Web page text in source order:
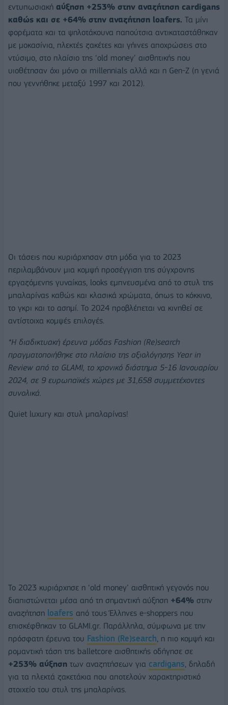
εντυπωσιακή αύξηση +253% στην αναζήτηση cardigans
καθώς και σε +64% στην αναζήτηση loafers. Τα μίνι
φορέματα και τα ψηλοτάκουνα παπούτσια αντικαταστάθηκαν
με μοκασίνια, πλεκτές ζακέτες και γήινες αποχρώσεις στο
ντύσιμο, στο πλαίσιο της ‘old money’ αισθητικής που
υιοθέτησαν όχι μόνο οι millennials αλλά και η Gen-Z (η γενιά
που γεννήθηκε μεταξύ 1997 και 2012).
Οι τάσεις που κυριάρχησαν στη μόδα για το 2023
περιλαμβάνουν μια κομψή προσέγγιση της σύγχρονης
εργαζόμενης γυναίκας, looks εμπνευσμένα από το στυλ της
μπαλαρίνας καθώς και κλασικά χρώματα, όπως το κόκκινο,
το γκρι και το ασημί. Το 2024 προβλέπεται να κινηθεί σε
αντίστοιχα κομψές επιλογές.
*H διαδικτυακή έρευνα μόδας Fashion (Re)search
πραγματοποιήθηκε στο πλαίσιο της αξιολόγησης Year in
Review από το GLAMI, το χρονικό διάστημα 5-16 Ιανουαρίου
2024, σε 9 ευρωπαϊκές χώρες με 31,658 συμμετέχοντες
συνολικά.
Quiet luxury και στυλ μπαλαρίνας!
Το 2023 κυριάρχησε η ‘old money’ αισθητική γεγονός που
διαπιστώνεται μέσα από τη σημαντική αύξηση +64% στην
αναζήτηση loafers από τους Έλληνες e-shoppers που
επισκέφθηκαν το GLAMI.gr. Παράλληλα, σύμφωνα με την
πρόσφατη έρευνα του Fashion (Re)search, η πιο κομψή και
ρομαντική τάση της balletcore αισθητικής οδήγησε σε
+253% αύξηση των αναζητήσεων για cardigans, δηλαδή
για τα πλεκτά ζακετάκια που αποτελούν χαρακτηριστικό
στοιχείο του στυλ της μπαλαρίνας.